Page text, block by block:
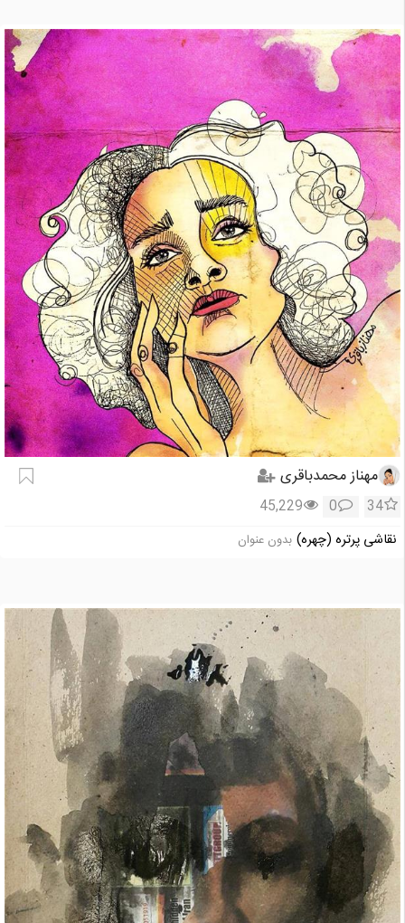
مهناز محمدباقری
34
0
45,229
نقاشی پرتره (چهره) بدون عنوان